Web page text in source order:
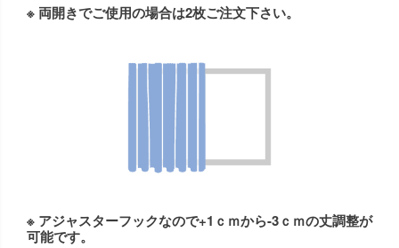
※ 両開きでご使用の場合は2枚ご注文下さい。
※ アジャスターフックなので+1ｃｍから-3ｃｍの丈調整が
可能です。